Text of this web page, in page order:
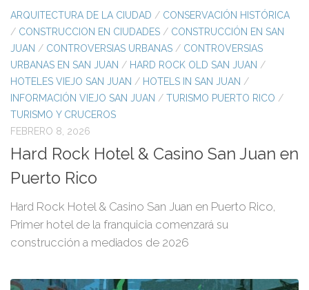
ARQUITECTURA DE LA CIUDAD / CONSERVACIÓN HISTÓRICA
/ CONSTRUCCION EN CIUDADES / CONSTRUCCIÓN EN SAN
JUAN / CONTROVERSIAS URBANAS / CONTROVERSIAS
URBANAS EN SAN JUAN / HARD ROCK OLD SAN JUAN /
HOTELES VIEJO SAN JUAN / HOTELS IN SAN JUAN /
INFORMACIÓN VIEJO SAN JUAN / TURISMO PUERTO RICO /
TURISMO Y CRUCEROS
FEBRERO 8, 2026
Hard Rock Hotel & Casino San Juan en
Puerto Rico
Hard Rock Hotel & Casino San Juan en Puerto Rico,
Primer hotel de la franquicia comenzará su
construcción a mediados de 2026